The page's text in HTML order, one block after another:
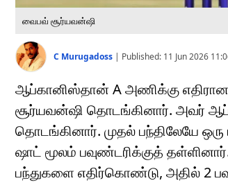
வைபவ் சூர்யவன்ஷி
C Murugadoss | Published: 11 Jun 2026
ஆப்கானிஸ்தான் A அணிக்கு
சூர்யவன்ஷி தொடங்கினார். அவர்
தொடங்கினார். முதல் பந்திலேயே
ஷாட் மூலம் பவுண்டரிக்குத்
பந்துகளை எதிர்கொண்டு, அதில் 2